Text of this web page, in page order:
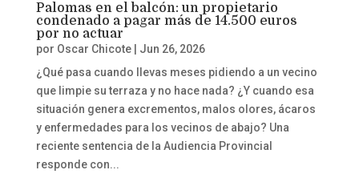
Palomas en el balcón: un propietario
condenado a pagar más de 14.500 euros
por no actuar
por Oscar Chicote| Jun 26, 2026
¿Qué pasa cuando llevas meses pidiendo a un vecino
que limpie su terraza y no hace nada? ¿Y cuando esa
situación genera excrementos, malos olores, ácaros
y enfermedades para los vecinos de abajo? Una
reciente sentencia de la Audiencia Provincial
responde con...